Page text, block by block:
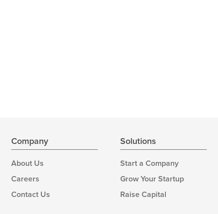
Company
About Us
Careers
Contact Us
Solutions
Start a Company
Grow Your Startup
Raise Capital